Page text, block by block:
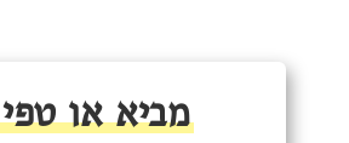
מביא או טפי